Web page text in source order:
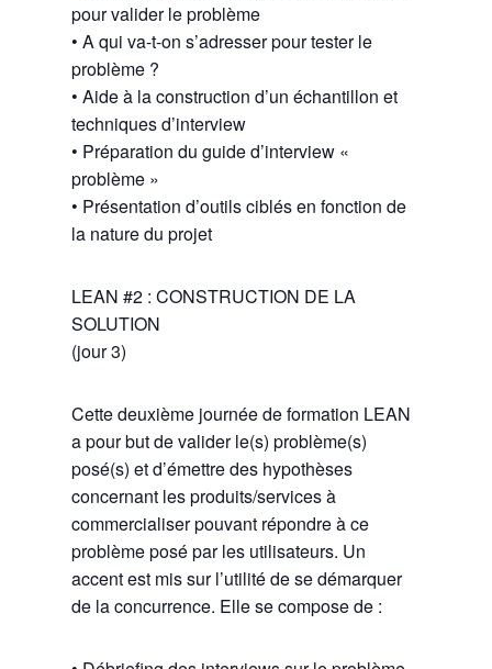
pour valider le problème
• A qui va-t-on s’adresser pour tester le
problème ?
• Aide à la construction d’un échantillon et
techniques d’interview
• Préparation du guide d’interview «
problème »
• Présentation d’outils ciblés en fonction de
la nature du projet
LEAN #2 : CONSTRUCTION DE LA
SOLUTION
(jour 3)
Cette deuxième journée de formation LEAN
a pour but de valider le(s) problème(s)
posé(s) et d’émettre des hypothèses
concernant les produits/services à
commercialiser pouvant répondre à ce
problème posé par les utilisateurs. Un
accent est mis sur l’utilité de se démarquer
de la concurrence. Elle se compose de :